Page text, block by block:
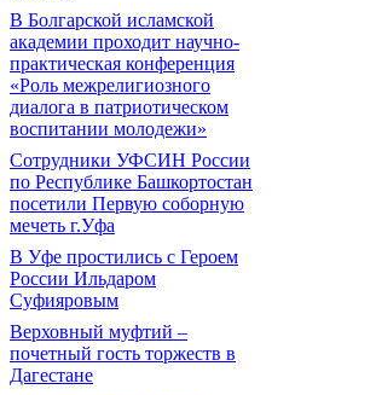
В Болгарской исламской
академии проходит научно-
практическая конференция
«Роль межрелигиозного
диалога в патриотическом
воспитании молодежи»
Сотрудники УФСИН России
по Республике Башкортостан
посетили Первую соборную
мечеть г.Уфа
В Уфе простились с Героем
России Ильдаром
Суфияровым
Верховный муфтий –
почетный гость торжеств в
Дагестане